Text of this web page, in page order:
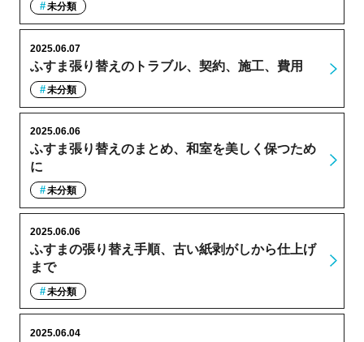
未分類
ふすま張り替えのトラブル、契約、施工、費用
2025.06.07
未分類
ふすま張り替えのまとめ、和室を美しく保つため
に
2025.06.06
未分類
ふすまの張り替え手順、古い紙剥がしから仕上げ
まで
2025.06.06
未分類
2025.06.04